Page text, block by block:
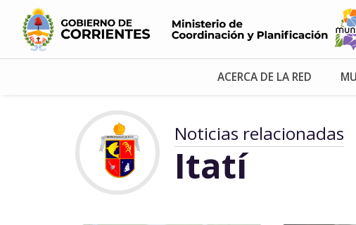
ACERCA DE LA RED
Noticias relacionadas
Itatí